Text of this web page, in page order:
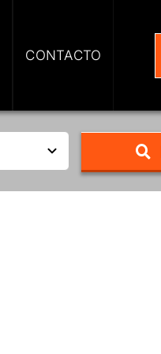
CONTACTO